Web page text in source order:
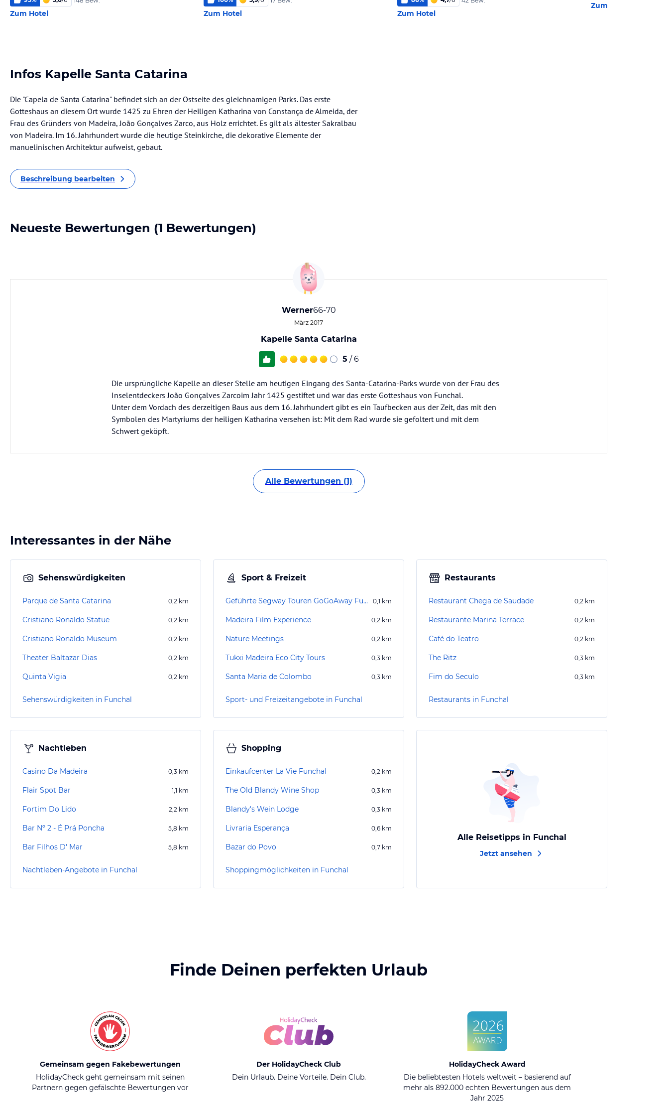
Zum Hotel Zum Hotel Zum Hotel
Zum Hotel
Infos Kapelle Santa Catarina
Die "Capela de Santa Catarina" befindet sich an der Ostseite des gleichnamigen Parks. Das erste
Gotteshaus an diesem Ort wurde 1425 zu Ehren der Heiligen Katharina von Constança de Almeida, der
Frau des Gründers von Madeira, João Gonçalves Zarco, aus Holz errichtet. Es gilt als ältester Sakralbau
von Madeira. Im 16. Jahrhundert wurde die heutige Steinkirche, die dekorative Elemente der
manuelinischen Architektur aufweist, gebaut.
Beschreibung bearbeiten
Neueste Bewertungen (1 Bewertungen)
Werner66-70
März 2017
Kapelle Santa Catarina
5 / 6
Die ursprüngliche Kapelle an dieser Stelle am heutigen Eingang des Santa-Catarina-Parks wurde von der Frau des
Inselentdeckers João Gonçalves Zarcoim Jahr 1425 gestiftet und war das erste Gotteshaus von Funchal.
Unter dem Vordach des derzeitigen Baus aus dem 16. Jahrhundert gibt es ein Taufbecken aus der Zeit, das mit den
Symbolen des Martyriums der heiligen Katharina versehen ist: Mit dem Rad wurde sie gefoltert und mit dem
Schwert geköpft.
Alle Bewertungen (1)
Interessantes in der Nähe
Sehenswürdigkeiten
Parque de Santa Catarina 0,2 km
Cristiano Ronaldo Statue 0,2 km
Cristiano Ronaldo Museum 0,2 km
Theater Baltazar Dias 0,2 km
Quinta Vigia 0,2 km
Sehenswürdigkeiten in Funchal
Sport & Freizeit
Geführte Segway Touren GoGoAway Funchal 0,1 km
Madeira Film Experience 0,2 km
Nature Meetings 0,2 km
Tukxi Madeira Eco City Tours 0,3 km
Santa Maria de Colombo 0,3 km
Sport- und Freizeitangebote in Funchal
Restaurants
Restaurant Chega de Saudade 0,2 km
Restaurante Marina Terrace 0,2 km
Café do Teatro 0,2 km
The Ritz 0,3 km
Fim do Seculo 0,3 km
Restaurants in Funchal
Nachtleben
Casino Da Madeira 0,3 km
Flair Spot Bar 1,1 km
Fortim Do Lido 2,2 km
Bar Nº 2 - É Prá Poncha 5,8 km
Bar Filhos D' Mar 5,8 km
Nachtleben-Angebote in Funchal
Shopping
Einkaufcenter La Vie Funchal 0,2 km
The Old Blandy Wine Shop 0,3 km
Blandy's Wein Lodge 0,3 km
Livraria Esperança 0,6 km
Bazar do Povo 0,7 km
Shoppingmöglichkeiten in Funchal
Alle Reisetipps in Funchal
Jetzt ansehen
Finde Deinen perfekten Urlaub
Gemeinsam gegen Fakebewertungen
HolidayCheck geht gemeinsam mit seinen
Partnern gegen gefälschte Bewertungen vor
Der HolidayCheck Club
Dein Urlaub. Deine Vorteile. Dein Club.
HolidayCheck Award
Die beliebtesten Hotels weltweit – basierend auf
mehr als 892.000 echten Bewertungen aus dem
Jahr 2025